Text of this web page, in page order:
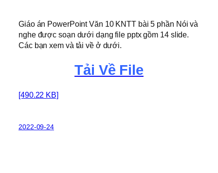
Giáo án PowerPoint Văn 10 KNTT bài 5 phần Nói và
nghe được soạn dưới dạng file pptx gồm 14 slide.
Các bạn xem và tải về ở dưới.
Tải Về File
[490.22 KB]
2022-09-24